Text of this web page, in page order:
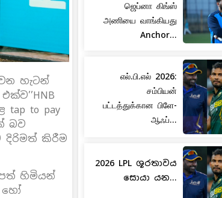
හැටන්
to pay
බව
දිරිමත් කිරීම
හිමියන්
හෝ
ஜெப்னா கிங்ஸ்
அணியை வாங்கியது
Anchor...
எல்.பி.எல் 2026:
சம்பியன்
பட்டத்துக்கான பிளே-
ஆஃப்...
2026 LPL ශූරතාවය
සොයා යන...